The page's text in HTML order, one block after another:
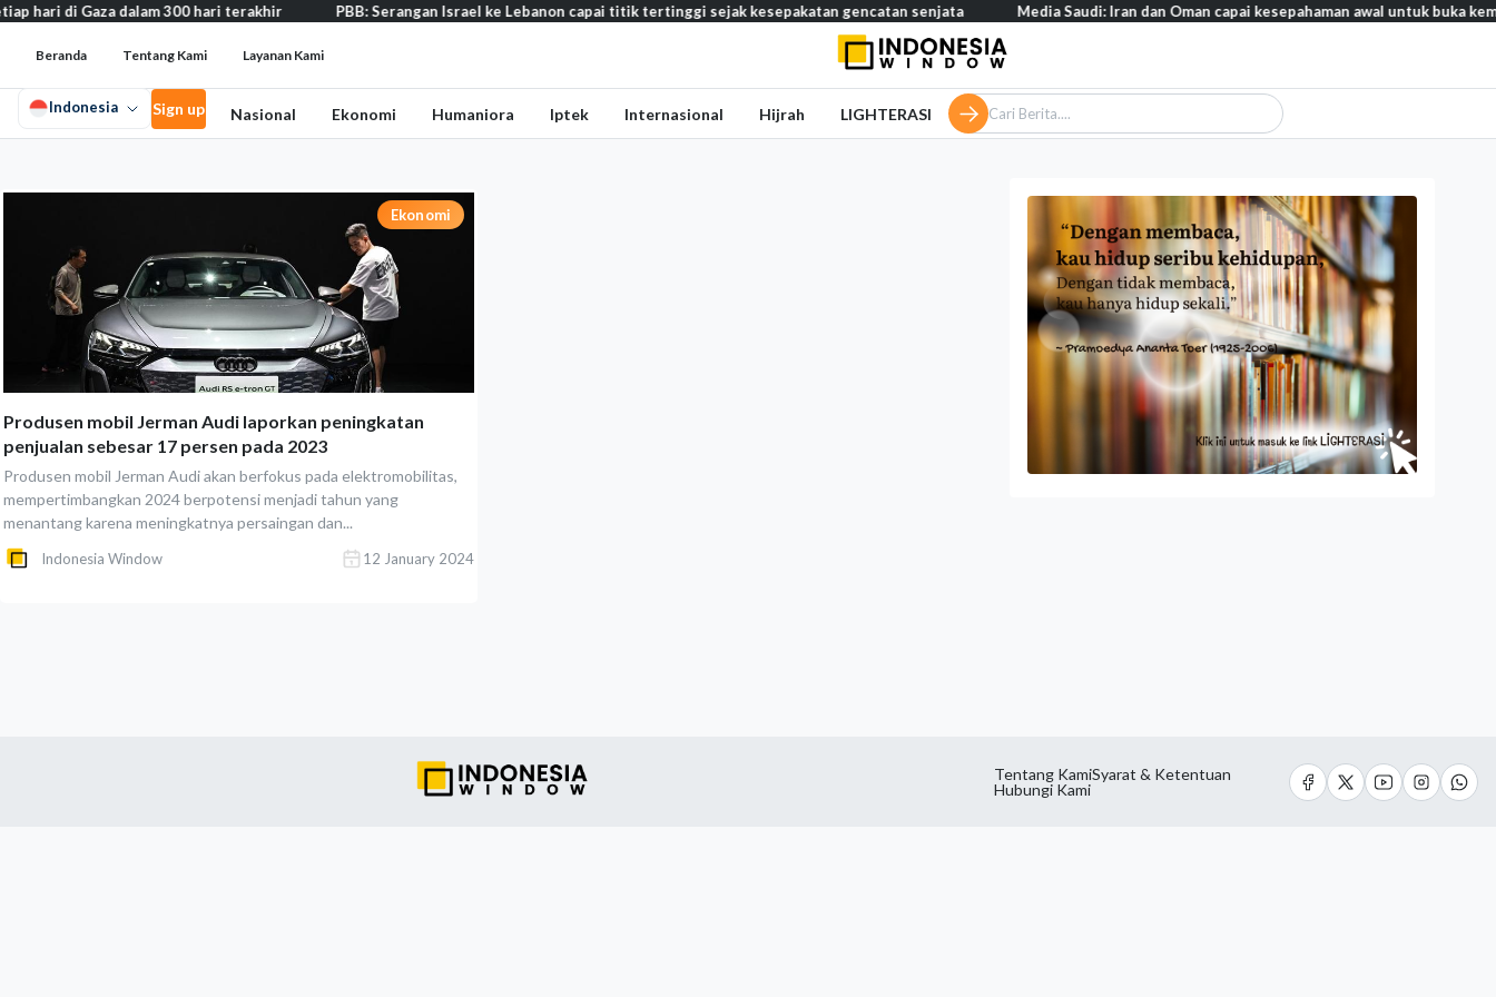
Ekonomi
Produsen mobil Jerman Audi laporkan peningkatan
penjualan sebesar 17 persen pada 2023
Produsen mobil Jerman Audi akan berfokus pada elektromobilitas,
mempertimbangkan 2024 berpotensi menjadi tahun yang
menantang karena meningkatnya persaingan dan...
Indonesia Window 12 January 2024
Tentang KamiSyarat & Ketentuan
Hubungi Kami
hari di Gaza dalam 300 hari terakhir PBB: Serangan Israel ke Lebanon capai titik tertinggi sejak kesepakatan gencatan senjata Media Saudi: Iran dan Oman capai kesepahaman awal untuk buka
Beranda Tentang Kami Layanan Kami
Indonesia Sign up Nasional Ekonomi Humaniora Iptek Internasional Hijrah LIGHTERASI